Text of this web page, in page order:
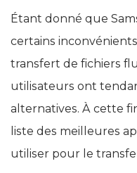
Étant donné que
certains
transfert de fichiers
utilisateurs ont
alternatives. À cette
liste des meilleures
utiliser pour le